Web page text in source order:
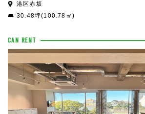
港区赤坂
30.48坪(100.78㎡)
CAN RENT